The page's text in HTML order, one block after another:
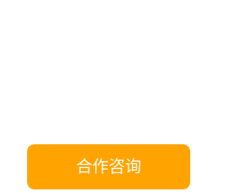
合作咨询